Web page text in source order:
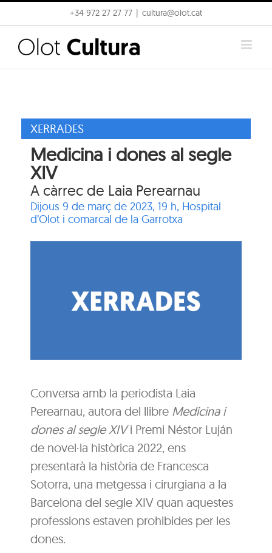
to
content
+34 972 27 27 77 cultura@olot.cat
XERRADES
Medicina i dones al segle
XIV
A càrrec de Laia Perearnau
Dijous 9 de març de 2023, 19 h, Hospital
d’Olot i comarcal de la Garrotxa
Conversa amb la periodista Laia
Perearnau, autora del llibre Medicina i
dones al segle XIVi Premi Néstor Luján
de novel·la històrica 2022, ens
presentarà la història de Francesca
Sotorra, una metgessa i cirurgiana a la
Barcelona del segle XIV quan aquestes
professions estaven prohibides per les
dones.